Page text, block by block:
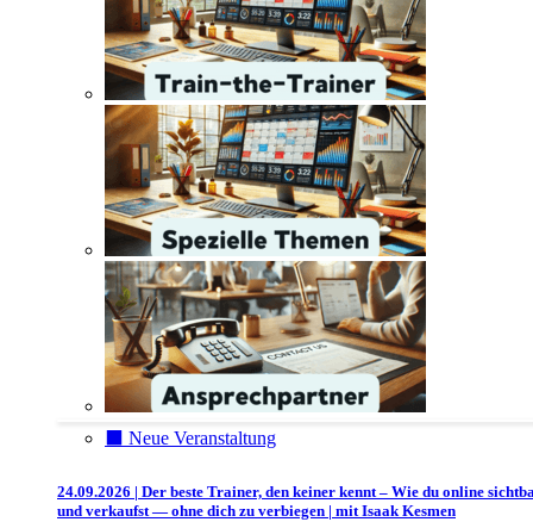
⬛️ Neue Veranstaltung
24.09.2026 | Der beste Trainer, den keiner kennt – Wie du online
und verkaufst — ohne dich zu verbiegen | mit Isaak Kesmen